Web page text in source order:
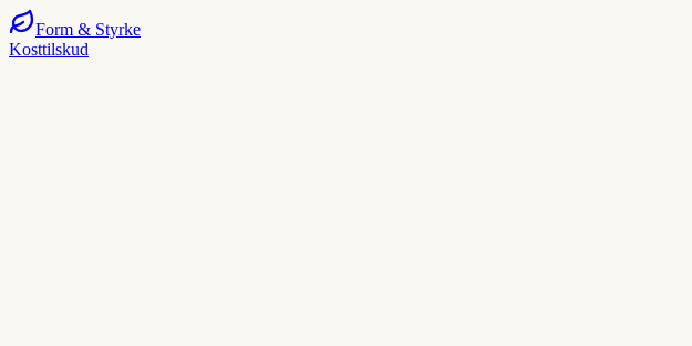
Form & Styrke
Kosttilskud